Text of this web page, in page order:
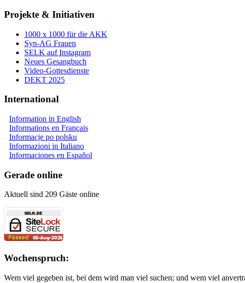
Projekte & Initiativen
1000 x 1000 für die AKK
Syn-AG Frauen
SELK auf Instagram
Neues Gesangbuch
Video-Gottesdienste
DEKT 2025
International
Information in English
Informations en Français
Informacje po polsku
Informazioni in Italiano
Informaciones en Español
Gerade online
Aktuell sind 209 Gäste online
Wochenspruch:
Wem viel gegeben ist, bei dem wird man viel suchen; und wem viel